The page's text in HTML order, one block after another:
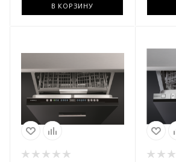
В КОРЗИНУ